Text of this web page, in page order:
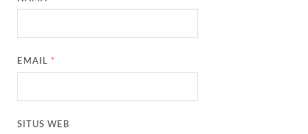
EMAIL *
SITUS WEB